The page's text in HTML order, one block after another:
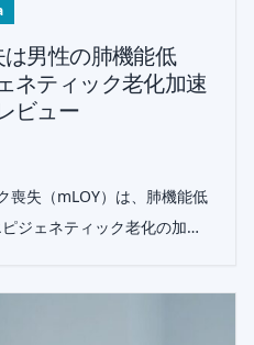
男性の肺機能低
ネティック老化加速
ビュー
喪失（mLOY）は、肺機能低
ジェネティック老化の加速
けられる。